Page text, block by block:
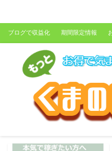
ブログで収益化 期間限定情報